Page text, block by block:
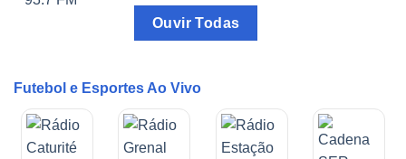
Ouvir Todas
Futebol e Esportes Ao Vivo